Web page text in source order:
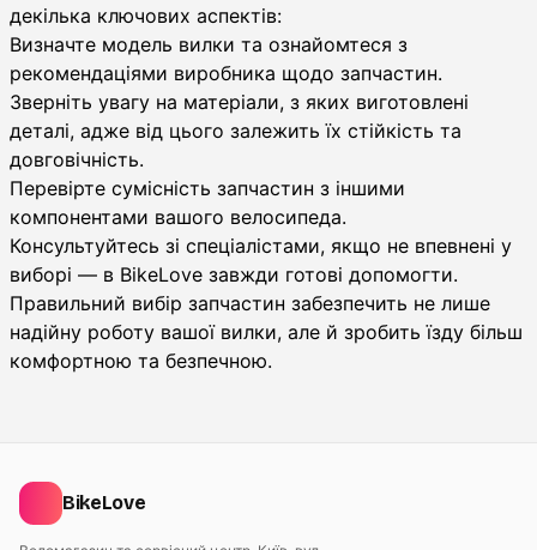
декілька ключових аспектів:
Визначте модель вилки та ознайомтеся з
рекомендаціями виробника щодо запчастин.
Зверніть увагу на матеріали, з яких виготовлені
деталі, адже від цього залежить їх стійкість та
довговічність.
Перевірте сумісність запчастин з іншими
компонентами вашого велосипеда.
Консультуйтесь зі спеціалістами, якщо не впевнені у
виборі — в BikeLove завжди готові допомогти.
Правильний вибір запчастин забезпечить не лише
надійну роботу вашої вилки, але й зробить їзду більш
комфортною та безпечною.
BikeLove